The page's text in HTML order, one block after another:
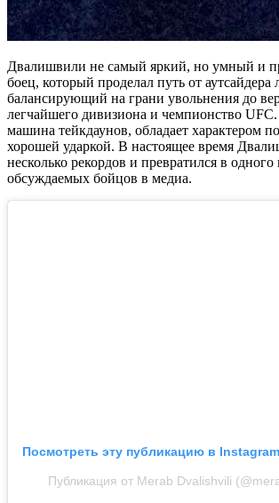
Двалишвили не самый яркий, но умный и
боец, который проделал путь от аутсайдера
балансирующий на грани увольнения до
легчайшего дивизиона и чемпионство
машина тейкдаунов, обладает характером
хорошей ударкой. В настоящее время
несколько рекордов и превратился в
обсуждаемых бойцов в медиа.
Посмотреть эту публикацию в Instagram
Публикация от Merab Dvalishvili